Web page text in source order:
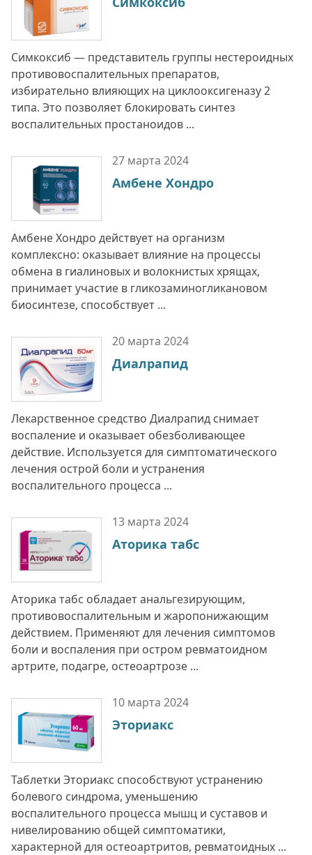
Симкоксиб — представитель группы нестероидных
противовоспалительных препаратов,
избирательно влияющих на циклооксигеназу 2
типа. Это позволяет блокировать синтез
воспалительных простаноидов ...
27 марта 2024
Амбене Хондро
Амбене Хондро действует на организм
комплексно: оказывает влияние на процессы
обмена в гиалиновых и волокнистых хрящах,
принимает участие в гликозаминогликановом
биосинтезе, способствует ...
20 марта 2024
Диалрапид
Лекарственное средство Диалрапид снимает
воспаление и оказывает обезболивающее
действие. Используется для симптоматического
лечения острой боли и устранения
воспалительного процесса ...
13 марта 2024
Аторика табс
Аторика табс обладает анальгезирующим,
противовоспалительным и жаропонижающим
действием. Применяют для лечения симптомов
боли и воспаления при остром ревматоидном
артрите, подагре, остеоартрозе ...
10 марта 2024
Эториакс
Таблетки Эториакс способствуют устранению
болевого синдрома, уменьшению
воспалительного процесса мышц и суставов и
нивелированию общей симптоматики,
характерной для остеоартритов, ревматоидных ...